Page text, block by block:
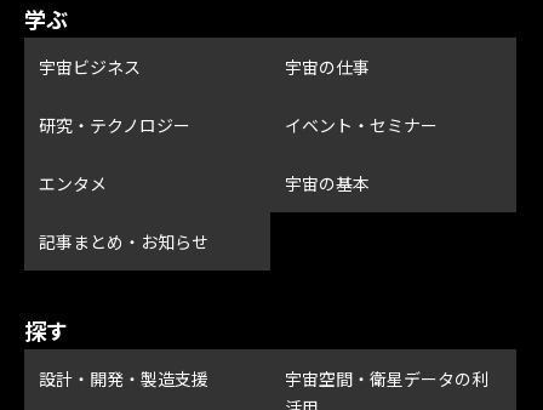
学ぶ
宇宙ビジネス 宇宙の仕事
研究・テクノロジー イベント・セミナー
エンタメ 宇宙の基本
記事まとめ・お知らせ
探す
設計・開発・製造支援
宇宙空間・衛星データの利